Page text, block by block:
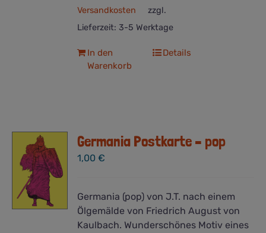
zzgl.
Versandkosten
Lieferzeit: 3-5 Werktage
In den
Warenkorb
Details
Germania Postkarte – pop
1,00€
Germania (pop) von J.T. nach einem
Ölgemälde von Friedrich August von
Kaulbach. Wunderschönes Motiv eines